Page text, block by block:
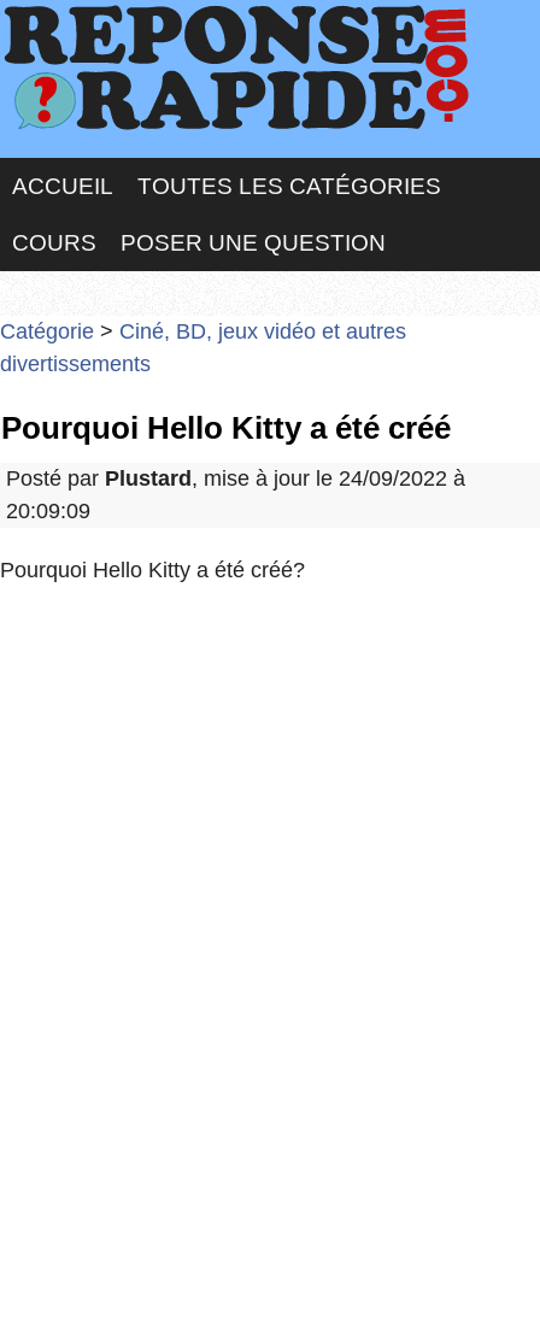
ACCUEIL TOUTES LES CATÉGORIES
COURS POSER UNE QUESTION
Catégorie > Ciné, BD, jeux vidéo et autres
divertissements
Pourquoi Hello Kitty a été créé
Posté par Plustard , mise à jour le 24/09/2022 à
20:09:09
Pourquoi Hello Kitty a été créé?